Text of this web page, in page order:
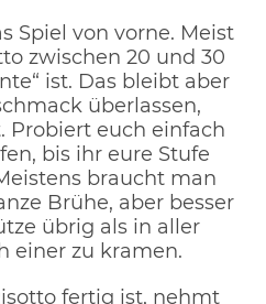
Spiel von vorne. Meist
zwischen 20 und 30
ist. Das bleibt aber
überlassen,
Probiert euch einfach
bis ihr eure Stufe
braucht man
Brühe, aber besser
übrig als in aller
einer zu kramen.
fertig ist, nehmt